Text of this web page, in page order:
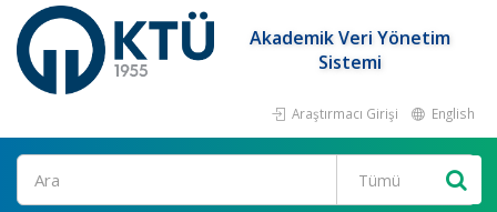
Akademik Veri Yönetim
Sistemi
Araştırmacı Girişi English
Ara